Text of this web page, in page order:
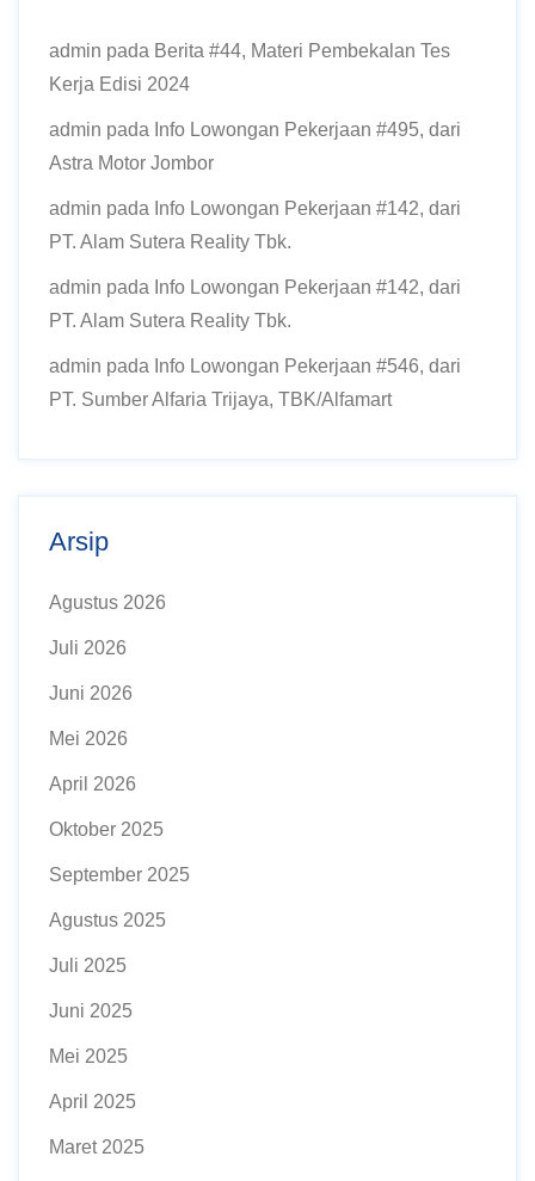
admin pada Berita #44, Materi Pembekalan Tes
Kerja Edisi 2024
admin pada Info Lowongan Pekerjaan #495, dari
Astra Motor Jombor
admin pada Info Lowongan Pekerjaan #142, dari
PT. Alam Sutera Reality Tbk.
admin pada Info Lowongan Pekerjaan #142, dari
PT. Alam Sutera Reality Tbk.
admin pada Info Lowongan Pekerjaan #546, dari
PT. Sumber Alfaria Trijaya, TBK/Alfamart
Arsip
Agustus 2026
Juli 2026
Juni 2026
Mei 2026
April 2026
Oktober 2025
September 2025
Agustus 2025
Juli 2025
Juni 2025
Mei 2025
April 2025
Maret 2025